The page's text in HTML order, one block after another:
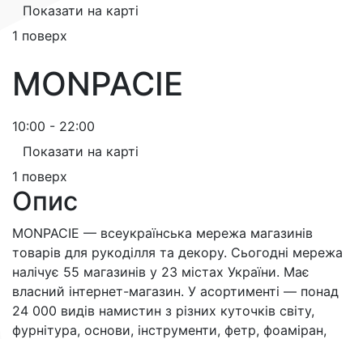
Показати на карті
1 поверх
MONPACIE
10:00 - 22:00
Показати на карті
1 поверх
Опис
MONPACІЕ — всеукраїнська мережа магазинів
товарів для рукоділля та декору. Сьогодні мережа
налічує 55 магазинів у 23 містах України. Має
власний інтернет-магазин. У асортименті — понад
24 000 видів намистин з різних куточків світу,
фурнітура, основи, інструменти, фетр, фоаміран,